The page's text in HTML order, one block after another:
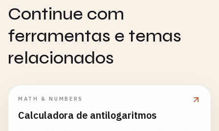
Continue com
ferramentas e temas
relacionados
MATH & NUMBERS
Calculadora de antilogaritmos